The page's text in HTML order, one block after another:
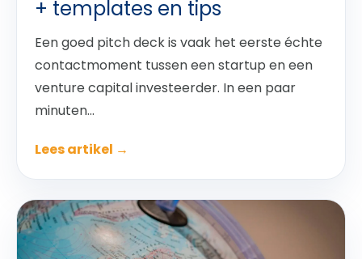
+ templates en tips
Een goed pitch deck is vaak het eerste échte
contactmoment tussen een startup en een
venture capital investeerder. In een paar
minuten...
Lees artikel →